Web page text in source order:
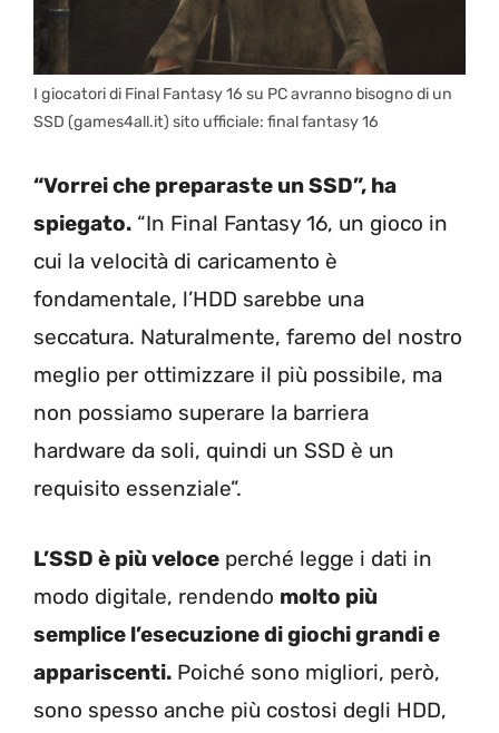
I giocatori di Final Fantasy 16 su PC avranno bisogno di un
SSD (games4all.it) sito ufficiale: final fantasy 16
“Vorrei che preparaste un SSD”, ha
spiegato. “In Final Fantasy 16, un gioco in
cui la velocità di caricamento è
fondamentale, l’HDD sarebbe una
seccatura. Naturalmente, faremo del nostro
meglio per ottimizzare il più possibile, ma
non possiamo superare la barriera
hardware da soli, quindi un SSD è un
requisito essenziale”.
L’SSD è più veloce perché legge i dati in
modo digitale, rendendo molto più
semplice l’esecuzione di giochi grandi e
appariscenti. Poiché sono migliori, però,
sono spesso anche più costosi degli HDD,